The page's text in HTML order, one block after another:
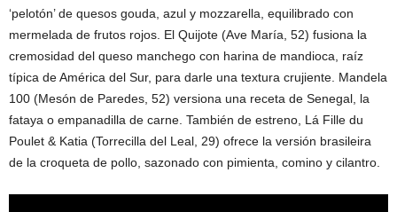
‘pelotón’ de quesos gouda, azul y mozzarella, equilibrado con
mermelada de frutos rojos. El Quijote (Ave María, 52) fusiona la
cremosidad del queso manchego con harina de mandioca, raíz
típica de América del Sur, para darle una textura crujiente. Mandela
100 (Mesón de Paredes, 52) versiona una receta de Senegal, la
fataya o empanadilla de carne. También de estreno, Lá Fille du
Poulet & Katia (Torrecilla del Leal, 29) ofrece la versión brasileira
de la croqueta de pollo, sazonado con pimienta, comino y cilantro.